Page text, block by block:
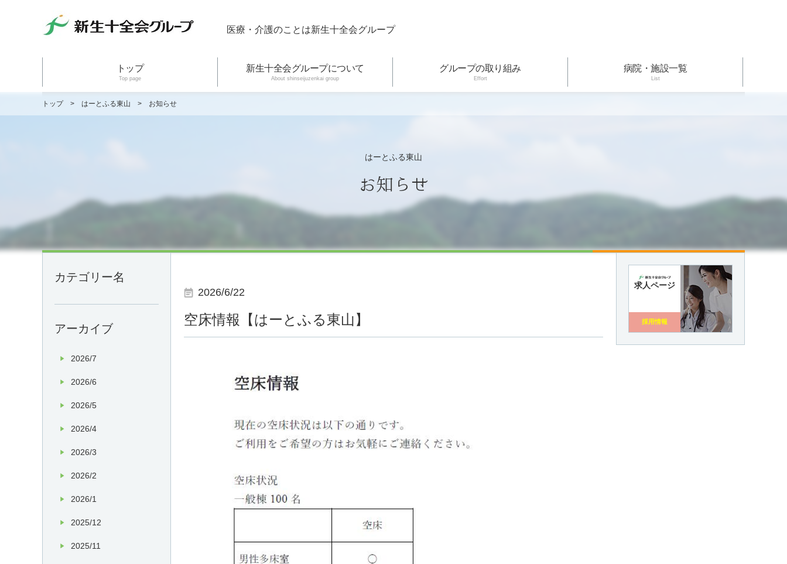
医療・介護のことは新生十全会グループ
トップ
Top page
新生十全会グループについて
About shinseijuzenkai group
グループの取り組み
Effort
病院・施設一覧
List
トップ > はーとふる東山 > お知らせ
はーとふる東山
お知らせ
2026/6/22
空床情報【はーとふる東山】
カテゴリー名
アーカイブ
2026/7
2026/6
2026/5
2026/4
2026/3
2026/2
2026/1
2025/12
2025/11
求人ページ
採用情報